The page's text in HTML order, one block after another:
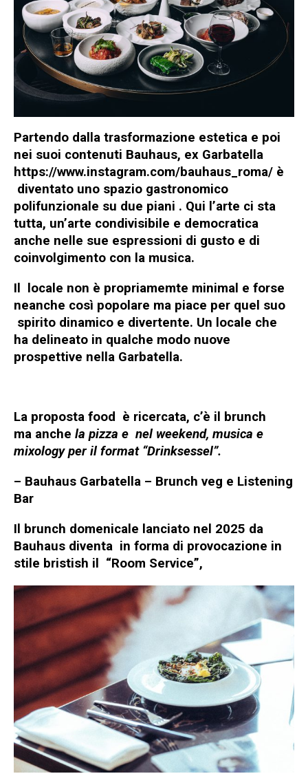
Partendo dalla trasformazione estetica e poi
nei suoi contenuti Bauhaus, ex Garbatella
https://www.instagram.com/bauhaus_roma/ è
diventato uno spazio gastronomico
polifunzionale su due piani . Qui l’arte ci sta
tutta, un’arte condivisibile e democratica
anche nelle sue espressioni di gusto e di
coinvolgimento con la musica.
Il locale non è propriamemte minimal e forse
neanche così popolare ma piace per quel suo
spirito dinamico e divertente. Un locale che
ha delineato in qualche modo nuove
prospettive nella Garbatella.
La proposta food è ricercata, c’è il brunch
ma anche la pizza e nel weekend, musica e
mixology per il format “Drinksessel”.
– Bauhaus Garbatella – Brunch veg e Listening
Bar
Il brunch domenicale lanciato nel 2025 da
Bauhaus diventa in forma di provocazione in
stile bristish il “Room Service”,